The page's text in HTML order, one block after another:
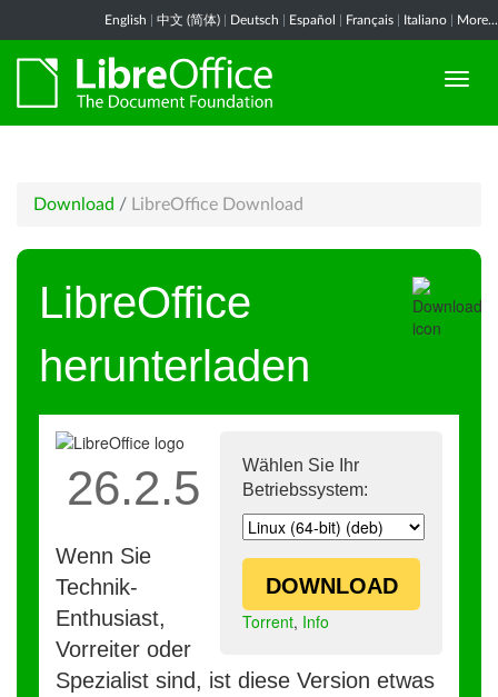
English 中文 (简体) Deutsch Español Français Italiano More...
Download / LibreOffice Download
LibreOffice
herunterladen
Wählen Sie Ihr
Betriebssystem:
DOWNLOAD
Torrent, Info
26.2.5
Wenn Sie
Technik-
Enthusiast,
Vorreiter oder
Spezialist sind, ist diese Version etwas